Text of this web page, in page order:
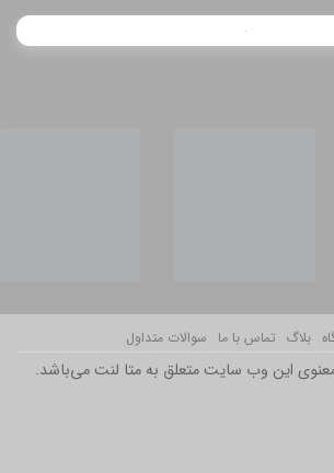
بلاگ تماس با ما سوالات متداول
این وب سایت متعلق به متا لنت می‌باشد.